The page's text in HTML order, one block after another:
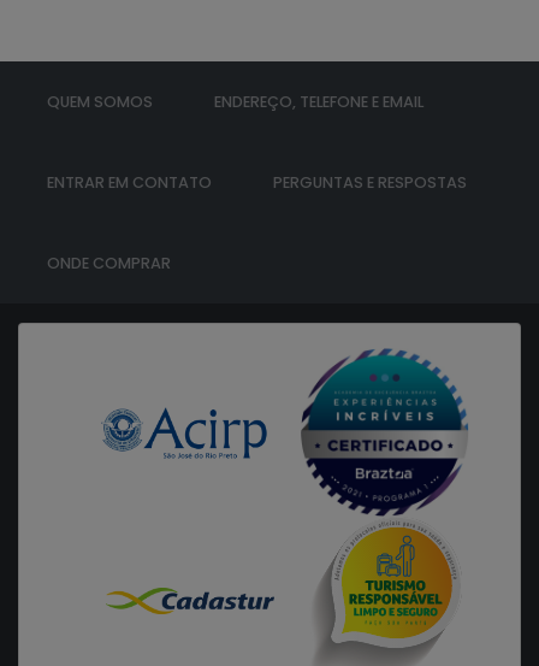
QUEM SOMOS ENDEREÇO, TELEFONE E EMAIL
ENTRAR EM CONTATO PERGUNTAS E RESPOSTAS
ONDE COMPRAR